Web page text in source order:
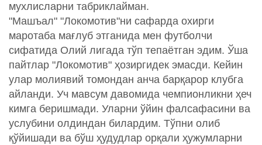
мухлисларни табриклайман.
"Машъал" "Локомотив"ни сафарда охирги
маротаба мағлуб этганида мен футболчи
сифатида Олий лигада тўп тепаётган эдим. Ўша
пайтлар "Локомотив" ҳозиргидек эмасди. Кейин
улар молиявий томондан анча барқарор клубга
айланди. Уч мавсум давомида чемпионликни ҳеч
кимга беришмади. Уларни ўйин фалсафасини ва
услубини олдиндан билардим. Тўпни олиб
қўйишади ва бўш ҳудудлар орқали ҳужумларни